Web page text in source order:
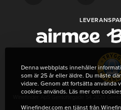
Denna webbplats innehåller
som är 25 år eller äldre. Du måste
vidare. Genom att fortsätta använda
cookies används. Läs mer om
Winefinder.com en tjänst från